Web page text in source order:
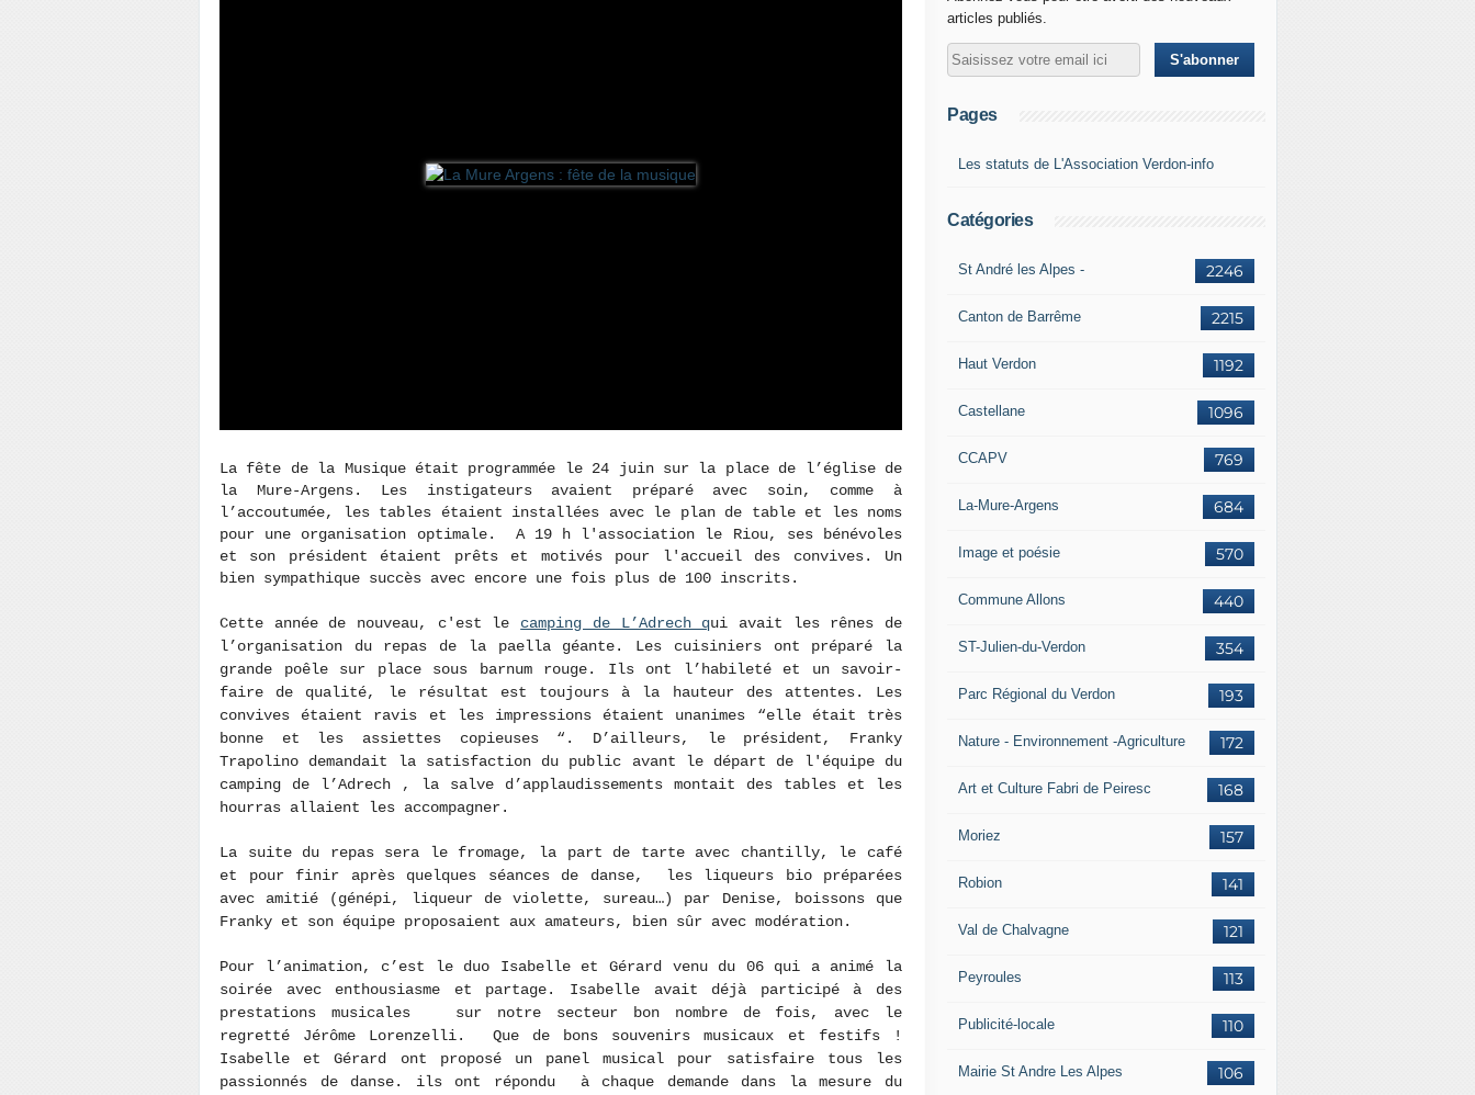
La fête de la Musique était programmée le 24 juin sur la place de l’église de
la Mure-Argens. Les instigateurs avaient préparé avec soin, comme à
l’accoutumée, les tables étaient installées avec le plan de table et les noms
pour une organisation optimale. A 19 h l'association le Riou, ses bénévoles
et son président étaient prêts et motivés pour l'accueil des convives. Un
bien sympathique succès avec encore une fois plus de 100 inscrits.
Cette année de nouveau, c'est le camping de L’Adrech qui avait les rênes de
l’organisation du repas de la paella géante. Les cuisiniers ont préparé la
grande poêle sur place sous barnum rouge. Ils ont l’habileté et un savoir-
faire de qualité, le résultat est toujours à la hauteur des attentes. Les
convives étaient ravis et les impressions étaient unanimes “elle était très
bonne et les assiettes copieuses “. D’ailleurs, le président, Franky
Trapolino demandait la satisfaction du public avant le départ de l'équipe du
camping de l’Adrech , la salve d’applaudissements montait des tables et les
hourras allaient les accompagner.
La suite du repas sera le fromage, la part de tarte avec chantilly, le café
et pour finir après quelques séances de danse, les liqueurs bio préparées
avec amitié (génépi, liqueur de violette, sureau…) par Denise, boissons que
Franky et son équipe proposaient aux amateurs, bien sûr avec modération.
Pour l’animation, c’est le duo Isabelle et Gérard venu du 06 qui a animé la
soirée avec enthousiasme et partage. Isabelle avait déjà participé à des
prestations musicales sur notre secteur bon nombre de fois, avec le
regretté Jérôme Lorenzelli. Que de bons souvenirs musicaux et festifs !
Isabelle et Gérard ont proposé un panel musical pour satisfaire tous les
passionnés de danse. ils ont répondu à chaque demande dans la mesure du
articles publiés.
Pages
Les statuts de L'Association Verdon-info
Catégories
2246
St André les Alpes -
2215
Canton de Barrême
1192
Haut Verdon
1096
Castellane
769
CCAPV
684
La-Mure-Argens
570
Image et poésie
440
Commune Allons
354
ST-Julien-du-Verdon
193
Parc Régional du Verdon
172
Nature - Environnement -Agriculture
168
Art et Culture Fabri de Peiresc
157
Moriez
141
Robion
121
Val de Chalvagne
113
Peyroules
110
Publicité-locale
106
Mairie St Andre Les Alpes